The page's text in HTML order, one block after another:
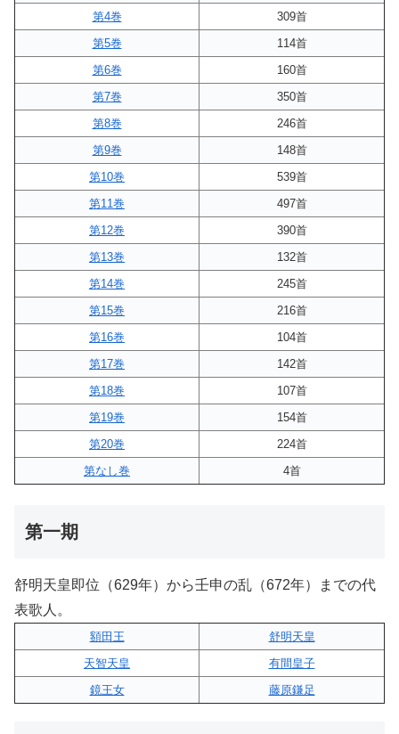
第4巻
309首
第5巻
114首
第6巻
160首
第7巻
350首
第8巻
246首
第9巻
148首
第10巻
539首
第11巻
497首
第12巻
390首
第13巻
132首
第14巻
245首
第15巻
216首
第16巻
104首
第17巻
142首
第18巻
107首
第19巻
154首
第20巻
224首
第なし巻
4首
第一期
舒明天皇即位（629年）から壬申の乱（672年）までの代
表歌人。
額田王
舒明天皇
天智天皇
有間皇子
鏡王女
藤原鎌足